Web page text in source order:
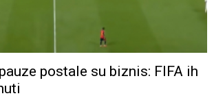
postale su biznis: FIFA ih